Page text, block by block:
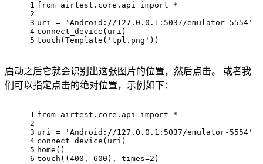
1
2
3
4
5
from airtest.core.api import *
uri =
'Android://127.0.0.1:5037/emulator-5554'
connect_device ( uri )
touch ( Template ( 'tpl.png' ))
启动之后它就会识别出这张图片的位置，然后点击。 或者我
们可以指定点击的绝对位置，示例如下：
1
2
3
4
5
6
from airtest.core.api import *
uri =
'Android://127.0.0.1:5037/emulator-5554'
connect_device(uri)
home()
touch(( 400 , 600 ), times=2 )